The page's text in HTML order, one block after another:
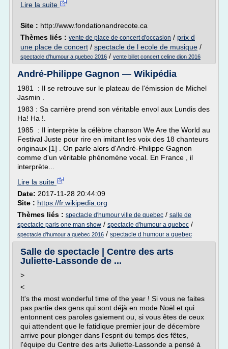
Lire la suite
Site : http://www.fondationandrecote.ca
Thèmes liés : vente de place de concert d'occasion / prix d
une place de concert / spectacle de l ecole de musique /
spectacle d'humour a quebec 2016 / vente billet concert celine dion 2016
André-Philippe Gagnon — Wikipédia
1981 : Il se retrouve sur le plateau de l'émission de Michel
Jasmin .
1983 : Sa carrière prend son véritable envol aux Lundis des
Ha! Ha !.
1985 : Il interprète la célèbre chanson We Are the World au
Festival Juste pour rire en imitant les voix des 18 chanteurs
originaux [1] . On parle alors d'André-Philippe Gagnon
comme d'un véritable phénomène vocal. En France , il
interprète...
Lire la suite
Date: 2017-11-28 20:44:09
Site : https://fr.wikipedia.org
Thèmes liés : spectacle d'humour ville de quebec / salle de
spectacle paris one man show / spectacle d'humour a quebec /
spectacle d'humour a quebec 2016 / spectacle d humour a quebec
Salle de spectacle | Centre des arts
Juliette-Lassonde de ...
>
<
It's the most wonderful time of the year ! Si vous ne faites
pas partie des gens qui sont déjà en mode Noël et qui
entonnent ces paroles gaiement ou, si vous êtes de ceux
qui attendent que le fatidique premier jour de décembre
arrive pour plonger dans l'esprit du temps des fêtes,
l'équipe du Centre des arts Juliette-Lassonde a pensé à